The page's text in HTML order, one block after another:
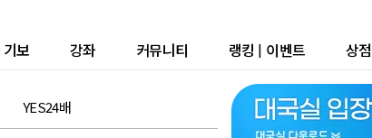
기보 강좌 커뮤니티 랭킹 | 이벤트 상점
YES24배